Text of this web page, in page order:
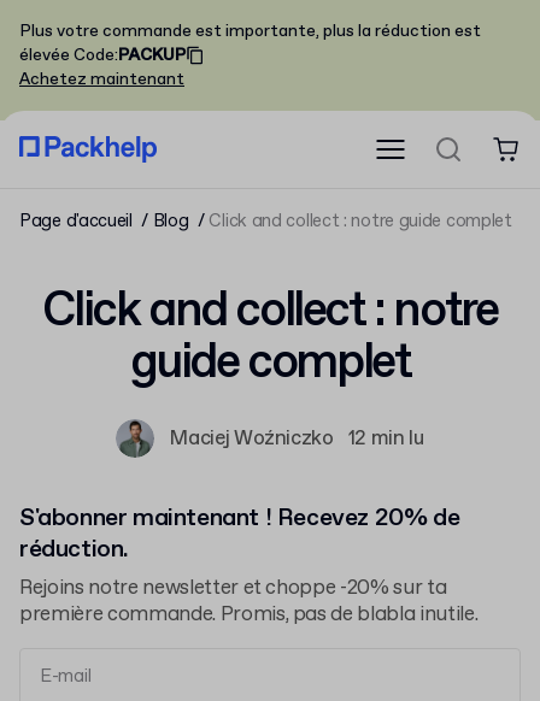
Plus votre commande est importante, plus la réduction est
élevée Code:PACKUP
Achetez maintenant
Page d'accueil Blog Click and collect : notre guide complet
Click and collect : notre
guide complet
Maciej Woźniczko 12 min lu
S'abonner maintenant ! Recevez 20% de
réduction.
Rejoins notre newsletter et choppe -20% sur ta
première commande. Promis, pas de blabla inutile.